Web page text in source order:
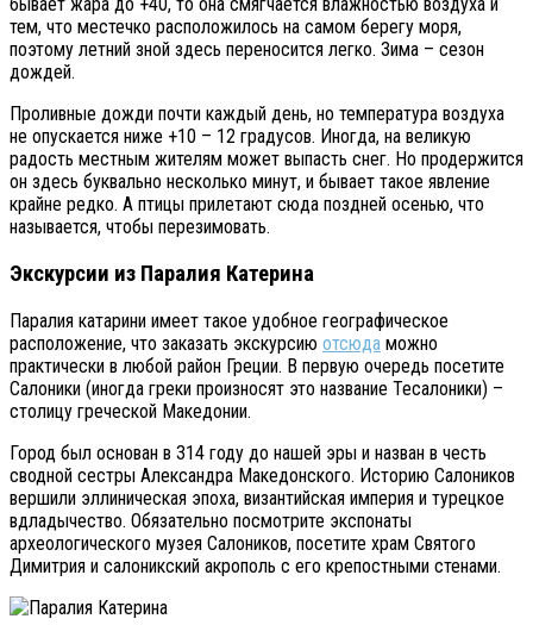
тем, что местечко расположилось на самом берегу моря,
поэтому летний зной здесь переносится легко. Зима – сезон
дождей.
Проливные дожди почти каждый день, но температура воздуха
не опускается ниже +10 – 12 градусов. Иногда, на великую
радость местным жителям может выпасть снег. Но продержится
он здесь буквально несколько минут, и бывает такое явление
крайне редко. А птицы прилетают сюда поздней осенью, что
называется, чтобы перезимовать.
Экскурсии из Паралия Катерина
Паралия катарини имеет такое удобное географическое
расположение, что заказать экскурсию отсюда можно
практически в любой район Греции. В первую очередь посетите
Салоники (иногда греки произносят это название Тесалоники) –
столицу греческой Македонии.
Город был основан в 314 году до нашей эры и назван в честь
сводной сестры Александра Македонского. Историю Салоников
вершили эллиническая эпоха, византийская империя и турецкое
вдладычество. Обязательно посмотрите экспонаты
археологического музея Салоников, посетите храм Святого
Димитрия и салоникский акрополь с его крепостными стенами.